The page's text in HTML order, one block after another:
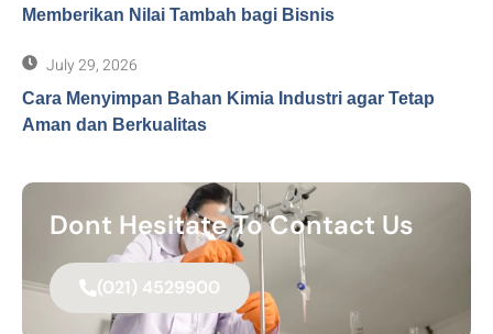
Memberikan Nilai Tambah bagi Bisnis
July 29, 2026
Cara Menyimpan Bahan Kimia Industri agar Tetap
Aman dan Berkualitas
Dont Hesitate To Contact Us
(021) 4529900